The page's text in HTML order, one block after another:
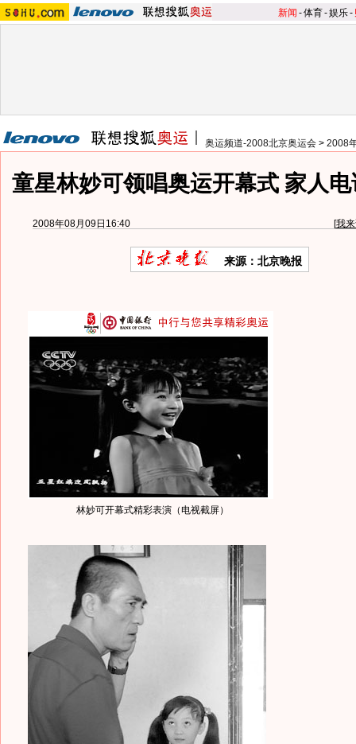
新闻 -体育-娱乐-
奥运频道-2008北京奥运会 > 2008
童星林妙可领唱奥运开幕式 家人
2008年08月09日16:40 [我
来源：北京晚报
林妙可开幕式精彩表演（电视截屏）